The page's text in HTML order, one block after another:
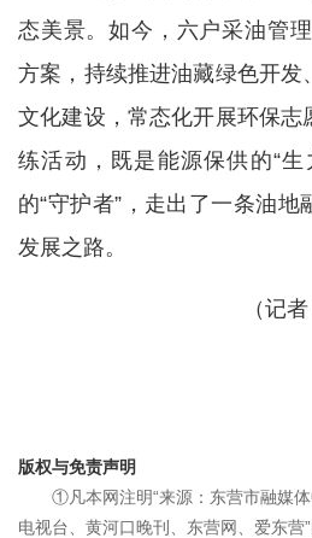
态美景。如今，六户采油管
方案，持续推进油藏绿色开发
文化建设，常态化开展环保志
练活动，既是能源保供的“
的“守护者”，走出了一条油
发展之路。
（记
版权与免责声明
①凡本网注明“来源：东营市融媒
电视台、黄河口晚刊、东营网、爱东营